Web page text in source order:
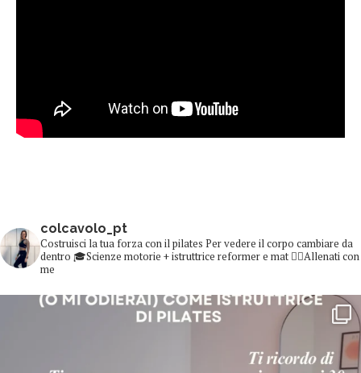
colcavolo_pt
Costruisci la tua forza con il pilates Per vedere il corpo cambiare da
dentro 🎓Scienze motorie + istruttrice reformer e mat 👇🏻Allenati con
me